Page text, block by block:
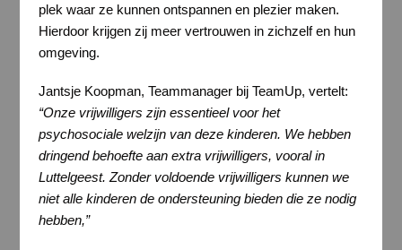
plek waar ze kunnen ontspannen en plezier maken.
Hierdoor krijgen zij meer vertrouwen in zichzelf en hun
omgeving.
Jantsje Koopman, Teammanager bij TeamUp, vertelt:
“Onze vrijwilligers zijn essentieel voor het
psychosociale welzijn van deze kinderen. We hebben
dringend behoefte aan extra vrijwilligers, vooral in
Luttelgeest. Zonder voldoende vrijwilligers kunnen we
niet alle kinderen de ondersteuning bieden die ze nodig
hebben,”